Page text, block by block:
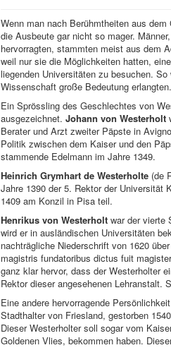
Wenn man nach Berühmtheiten aus
die Ausbeute gar nicht so mager.
hervorragten, stammten meist aus dem
weil nur sie die Möglichkeiten hatten,
liegenden Universitäten zu besuchen.
Wissenschaft große Bedeutung erlangten.
Ein Sprössling des Geschlechtes von
ausgezeichnet. Johann von Westerholt
Berater und Arzt zweiter Päpste in
Politik zwischen dem Kaiser und den
stammende Edelmann im Jahre 1349.
Heinrich Grymhart de Westerholte (de
Jahre 1390 der 5. Rektor der Universität
1409 am Konzil in Pisa teil.
Henrikus von Westerholt war der vierte
wird er in ausländischen Universitäten
nachträgliche Niederschrift von 1620
magistris fundatoribus dictus fuit
ganz klar hervor, dass der Westerholter
Rektor dieser angesehenen Lehranstalt.
Eine andere hervorragende
Stadthalter von Friesland, gestorben
Dieser Westerholter soll sogar vom
Goldenen Vlies, bekommen haben.